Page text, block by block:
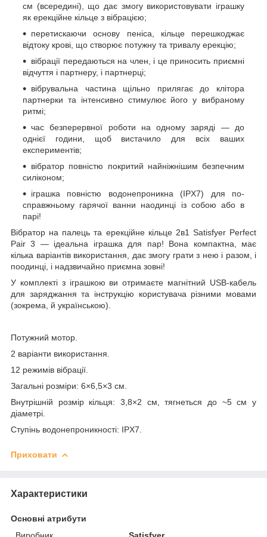
см (всередині), що дає змогу використовувати іграшку
як ерекційне кільце з вібрацією;
перетискаючи основу пеніса, кільце перешкоджає
відтоку крові, що створює потужну та тривалу ерекцію;
вібрації передаються на член, і це приносить приємні
відчуття і партнеру, і партнерці;
вібрувальна частина щільно прилягає до клітора
партнерки та інтенсивно стимулює його у вибраному
ритмі;
час безперервної роботи на одному заряді — до
однієї години, щоб вистачило для всіх ваших
експериментів;
вібратор повністю покритий найніжнішим безпечним
силіконом;
іграшка повністю водонепроникна (IPX7) для по-
справжньому гарячої ванни наодинці із собою або в
парі!
Вібратор на палець та ерекційне кільце 2в1 Satisfyer Perfect
Pair 3 — ідеальна іграшка для пар! Вона компактна, має
кілька варіантів використання, дає змогу грати з нею і разом, і
поодинці, і надзвичайно приємна зовні!
У комплекті з іграшкою ви отримаєте магнітний USB-кабель
для заряджання та інструкцію користувача різними мовами
(зокрема, й українською).
Потужний мотор.
2 варіанти використання.
12 режимів вібрації.
Загальні розміри: 6×6,5×3 см.
Внутрішній розмір кільця: 3,8×2 см, тягнеться до ~5 см у
діаметрі.
Ступінь водонепроникності: IPX7.
Приховати
Характеристики
Основні атрибути
Виробник
Satisfyer